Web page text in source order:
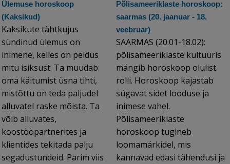
Ülemuse horoskoop
(Kaksikud)
Kaksikute tähtkujus
sündinud ülemus on
inimene, kelles on peidus
mitu isiksust. Ta muudab
oma käitumist üsna tihti,
mistõttu on teda paljudel
alluvatel raske mõista. Ta
võib alluvates,
koostööpartnerites ja
klientides tekitada palju
segadustundeid. Parim viis
Põlisameeriklaste horoskoop:
saarmas (20. jaanuar - 18.
veebruar)
SAARMAS (20.01-18.02):
põlisameeriklaste kultuuris
mängib horoskoop olulist
rolli. Horoskoop kajastab
sügavat sidet looduse ja
inimese vahel.
Põlisameeriklaste
horoskoop tugineb
loomamärkidel, mis
kannavad edasi tähendusi ja